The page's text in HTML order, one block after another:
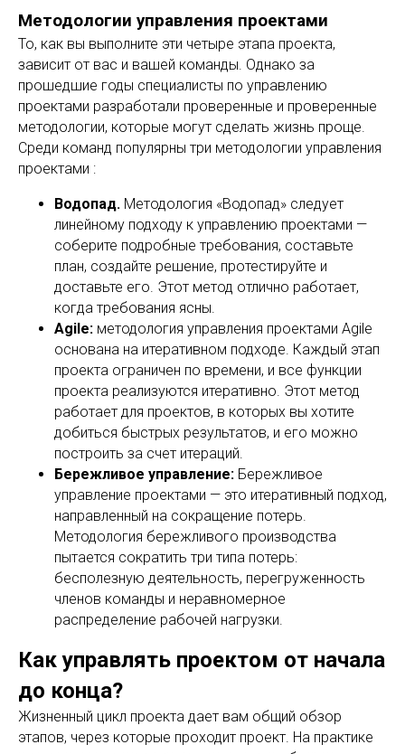
Методологии управления проектами
То, как вы выполните эти четыре этапа проекта,
зависит от вас и вашей команды. Однако за
прошедшие годы специалисты по управлению
проектами разработали проверенные и проверенные
методологии, которые могут сделать жизнь проще.
Среди команд популярны три методологии управления
проектами :
Водопад. Методология «Водопад» следует
линейному подходу к управлению проектами —
соберите подробные требования, составьте
план, создайте решение, протестируйте и
доставьте его. Этот метод отлично работает,
когда требования ясны.
Agile: методология управления проектами Agile
основана на итеративном подходе. Каждый этап
проекта ограничен по времени, и все функции
проекта реализуются итеративно. Этот метод
работает для проектов, в которых вы хотите
добиться быстрых результатов, и его можно
построить за счет итераций.
Бережливое управление: Бережливое
управление проектами — это итеративный подход,
направленный на сокращение потерь.
Методология бережливого производства
пытается сократить три типа потерь:
бесполезную деятельность, перегруженность
членов команды и неравномерное
распределение рабочей нагрузки.
Как управлять проектом от начала
до конца?
Жизненный цикл проекта дает вам общий обзор
этапов, через которые проходит проект. На практике